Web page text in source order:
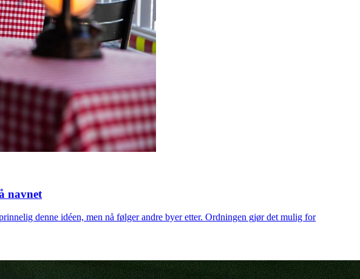
navnet
denne idéen, men nå følger andre byer etter. Ordningen gjør det mulig for